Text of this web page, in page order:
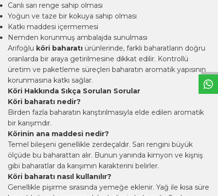
WhtsappBilgHat
Canlı sarı renge sahip olması
Yoğun ve taze bir kokuya sahip olması
Katkı maddesi içermemesi
Nemden korunmuş ambalajda sunulması
Arifoğlu köri baharatı ürünlerinde, farklı baharatların doğru
oranlarda bir araya getirilmesine dikkat edilir. Kontrollü
üretim ve paketleme süreçleri baharatın aromatik yapısının
korunmasına katkı sağlar.
Köri Hakkında Sıkça Sorulan Sorular
Köri baharatı nedir?
Birden fazla baharatın karıştırılmasıyla elde edilen aromatik
bir karışımdır.
Körinin ana maddesi nedir?
Temel bileşeni genellikle zerdeçaldır. Sarı rengini büyük
ölçüde bu baharattan alır. Bunun yanında kimyon ve kişniş
gibi baharatlar da karışımın karakterini belirler.
Köri baharatı nasıl kullanılır?
Genellikle pişirme sırasında yemeğe eklenir. Yağ ile kısa süre